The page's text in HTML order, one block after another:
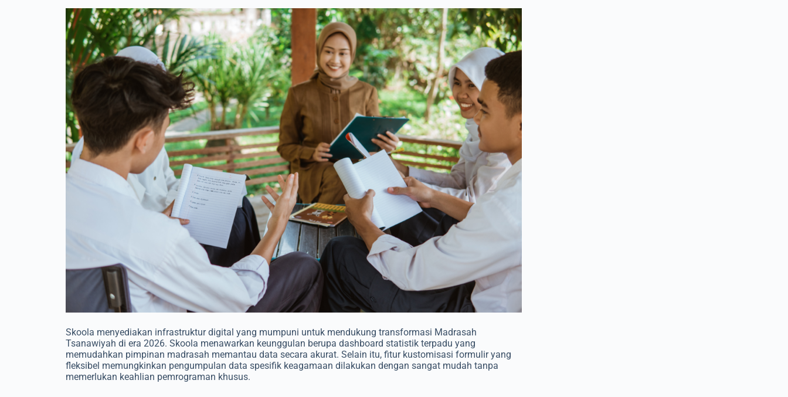
Skoola menyediakan infrastruktur digital yang mumpuni untuk mendukung transformasi Madrasah
Tsanawiyah di era 2026. Skoola menawarkan keunggulan berupa dashboard statistik terpadu yang
memudahkan pimpinan madrasah memantau data secara akurat. Selain itu, fitur kustomisasi formulir yang
fleksibel memungkinkan pengumpulan data spesifik keagamaan dilakukan dengan sangat mudah tanpa
memerlukan keahlian pemrograman khusus.